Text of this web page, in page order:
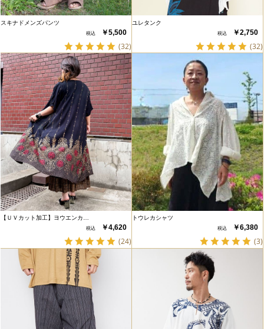
スキナドメンズパンツ
￥5,500
(32)
ユレタンク
￥2,750
(32)
【ＵＶカット加工】ヨウエンカ…
￥4,620
(24)
トウレカシャツ
￥6,380
(3)